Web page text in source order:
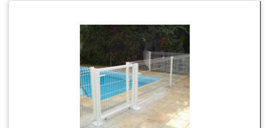
NBR 6331, com acabamento lateral de pontas